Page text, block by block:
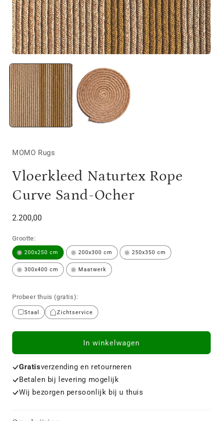
1
openen
in
modaal
MOMO Rugs
Vloerkleed Naturtex Rope
Curve Sand-Ocher
Normale
2.200,00
Grootte:
200x250 cm 200x300 cm 250x350 cm
300x400 cm Maatwerk
Probeer thuis (gratis):
Staal Zichtservice
In winkelwagen
Gratisverzending en retourneren
Betalen bij levering mogelijk
Wij bezorgen persoonlijk bij u thuis